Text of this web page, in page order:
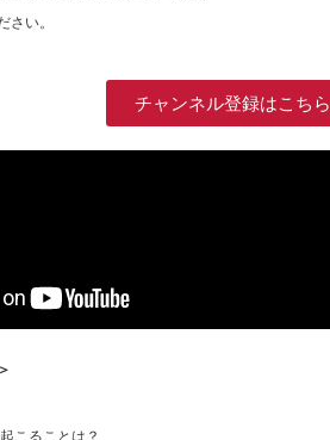
い。
チャンネル登録はこちら
こることは？